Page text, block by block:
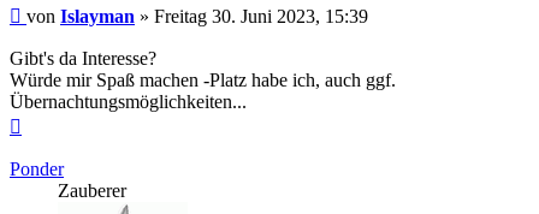
Beitrag
von Islayman » Freitag 30. Juni 2023, 15:39
Gibt's da Interesse?
Würde mir Spaß machen -Platz habe ich, auch ggf.
Übernachtungsmöglichkeiten...
Ponder
Zauberer